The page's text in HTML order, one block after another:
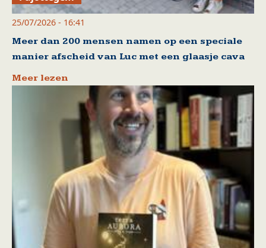
25/07/2026 - 16:41
Meer dan 200 mensen namen op een speciale
manier afscheid van Luc met een glaasje cava
Meer lezen